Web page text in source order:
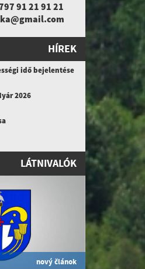
91 21 91 21
HÍREK
idő bejelentése
2026
LÁTNIVALÓK
nový článok